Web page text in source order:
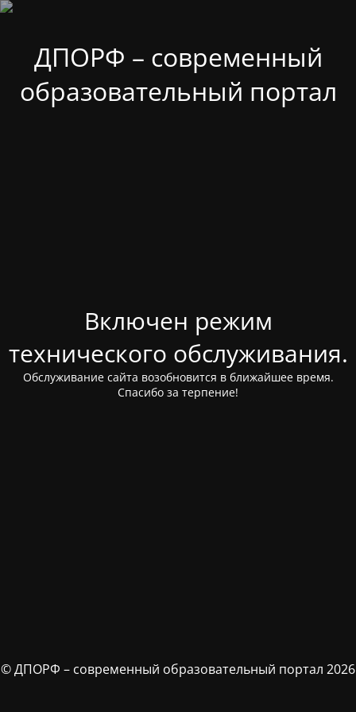
ДПОРФ – современный
образовательный портал
Включен режим
технического обслуживания.
Обслуживание сайта возобновится в ближайшее время.
Спасибо за терпение!
© ДПОРФ – современный образовательный портал 2026